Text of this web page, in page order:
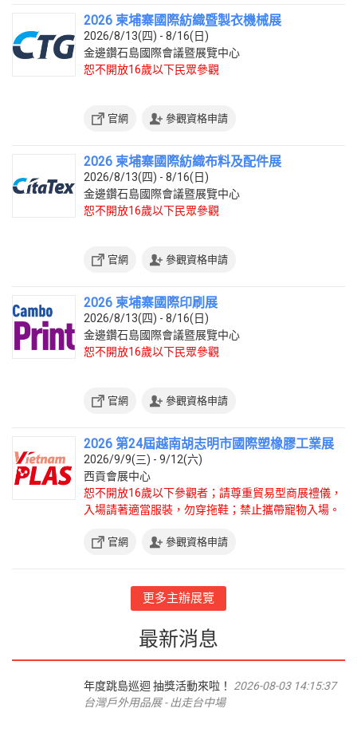
2026 柬埔寨國際紡織暨製衣機械展
2026/8/13(四) - 8/16(日)
金邊鑽石島國際會議暨展覽中心
恕不開放16歲以下民眾參觀
官網 參觀資格申請
2026 柬埔寨國際紡織布料及配件展
2026/8/13(四) - 8/16(日)
金邊鑽石島國際會議暨展覽中心
恕不開放16歲以下民眾參觀
官網 參觀資格申請
2026 柬埔寨國際印刷展
2026/8/13(四) - 8/16(日)
金邊鑽石島國際會議暨展覽中心
恕不開放16歲以下民眾參觀
官網 參觀資格申請
2026 第24屆越南胡志明市國際塑橡膠工業展
2026/9/9(三) - 9/12(六)
西貢會展中心
恕不開放16歲以下參觀者；請尊重貿易型商展禮儀，
入場請著適當服裝，勿穿拖鞋；禁止攜帶寵物入場。
官網 參觀資格申請
更多主辦展覽
最新消息
年度跳島巡迴 抽獎活動來啦！ 2026-08-03 14:15:37
台灣戶外用品展 - 出走台中場